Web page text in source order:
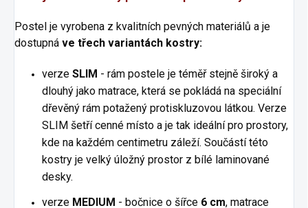
Postel je vyrobena z kvalitních pevných materiálů a je
dostupná ve třech variantách kostry:
verze SLIM - rám postele je téměř stejně široký a
dlouhý jako matrace, která se pokládá na speciální
dřevěný rám potažený protiskluzovou látkou. Verze
SLIM šetří cenné místo a je tak ideální pro prostory,
kde na každém centimetru záleží. Součástí této
kostry je velký úložný prostor z bílé laminované
desky.
verze MEDIUM - bočnice o šířce 6 cm, matrace